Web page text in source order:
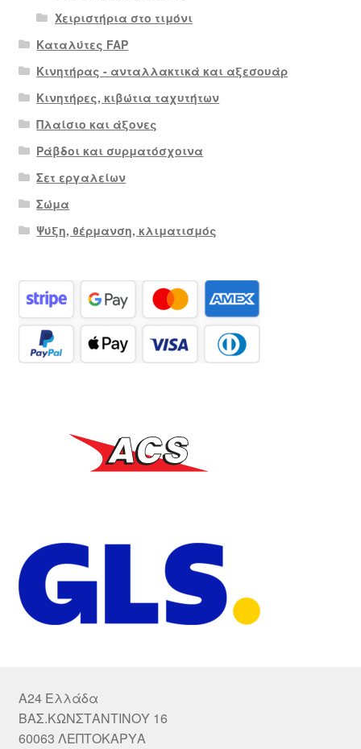
Χειριστήρια στο τιμόνι
Καταλύτες FAP
Κινητήρας - ανταλλακτικά και αξεσουάρ
Κινητήρες, κιβώτια ταχυτήτων
Πλαίσιο και άξονες
Ράβδοι και συρματόσχοινα
Σετ εργαλείων
Σώμα
Ψύξη, θέρμανση, κλιματισμός
A24 Ελλάδα
ΒΑΣ.ΚΩΝΣΤΑΝΤΙΝΟΥ 16
60063 ΛΕΠΤΟΚΑΡΥΑ